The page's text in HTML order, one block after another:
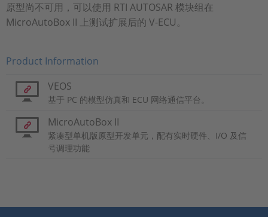
原型尚不可用，可以使用 RTI AUTOSAR 模块组在
MicroAutoBox II 上测试扩展后的 V-ECU。
Product Information
VEOS
基于 PC 的模型仿真和 ECU 网络通信平台。
MicroAutoBox II
紧凑型单机版原型开发单元，配有实时硬件、I/O 及信
号调理功能